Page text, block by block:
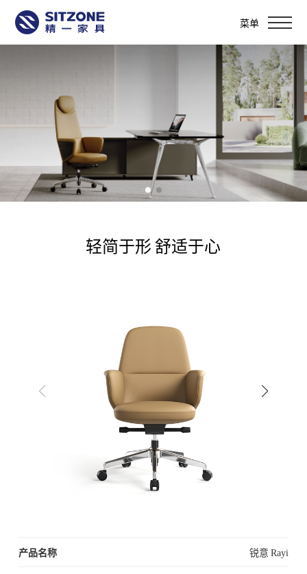
菜单
轻简于形 舒适于心
产品名称 锐意 Rayi